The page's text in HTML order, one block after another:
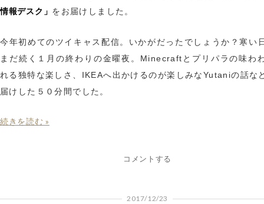
情報デスク」 をお届けしました。
今年初めてのツイキャス配信。いかがだったでしょうか？寒い
まだ続く１月の終わりの金曜夜。Minecraftとプリパラの味わ
れる独特な楽しさ、IKEAへ出かけるのが楽しみなYutaniの話な
届けした５０分間でした。
続きを読む »
コメントする
2017/12/23